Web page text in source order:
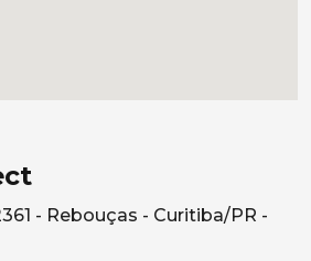
- Rebouças - Curitiba/PR -